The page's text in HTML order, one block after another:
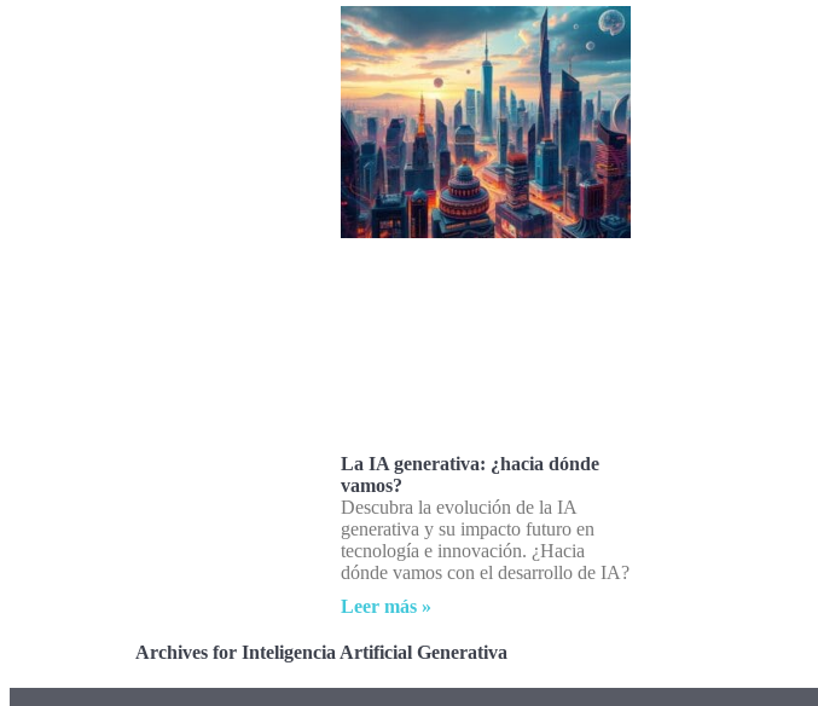
La IA generativa: ¿hacia dónde
vamos?
Descubra la evolución de la IA
generativa y su impacto futuro en
tecnología e innovación. ¿Hacia
dónde vamos con el desarrollo de IA?
Leer más »
Archives for Inteligencia Artificial Generativa